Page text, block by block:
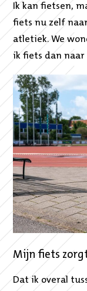
Ik kan fietsen,
fiets nu zelf
atletiek. We
ik fiets dan naar
Mijn fiets
Dat ik overal